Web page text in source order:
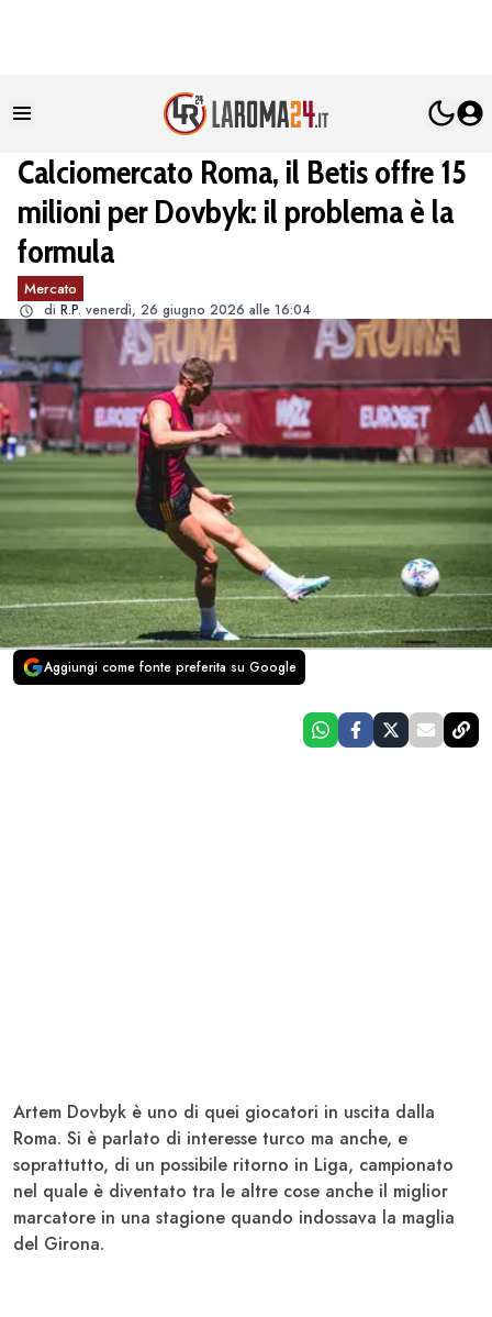
Calciomercato Roma, il Betis offre 15
milioni per Dovbyk: il problema è la
formula
Mercato
di R.P. venerdì, 26 giugno 2026 alle 16:04
Aggiungi come fonte preferita su Google
Artem Dovbyk è uno di quei giocatori in uscita dalla
Roma. Si è parlato di interesse turco ma anche, e
soprattutto, di un possibile ritorno in Liga, campionato
nel quale è diventato tra le altre cose anche il miglior
marcatore in una stagione quando indossava la maglia
del Girona.